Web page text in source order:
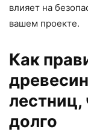
влияет на
вашем проекте.
Как
долго